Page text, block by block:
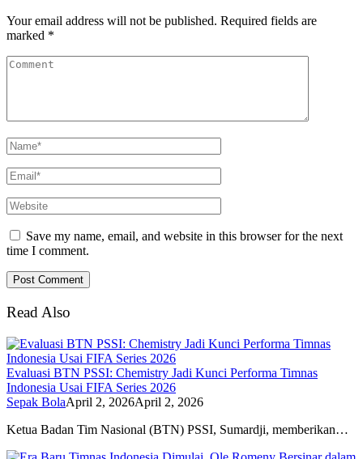
Your email address will not be published. Required fields are
marked *
Save my name, email, and website in this browser for the next
time I comment.
Read Also
Evaluasi BTN PSSI: Chemistry Jadi Kunci Performa Timnas
Indonesia Usai FIFA Series 2026
Sepak BolaApril 2, 2026April 2, 2026
Ketua Badan Tim Nasional (BTN) PSSI, Sumardji, memberikan…